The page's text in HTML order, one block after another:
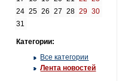
24 25 26 27 28 29 30
31
Категории:
Все категории
Лента новостей